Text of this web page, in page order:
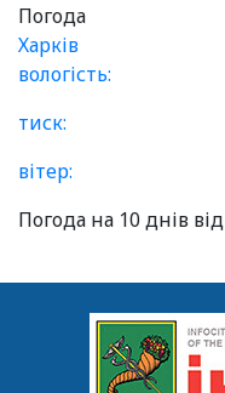
Погода
Харків
вологість:
тиск:
вітер:
Погода на 10 днів від